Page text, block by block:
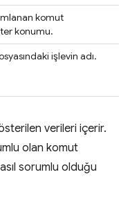
komut
konumu.
işlevin adı.
verileri içerir.
olan komut
sorumlu olduğu